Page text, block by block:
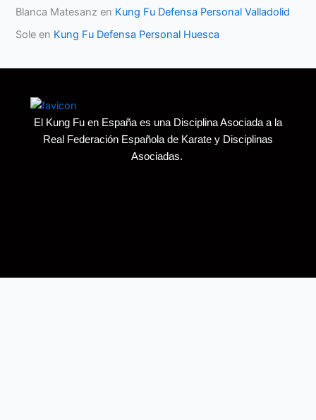
Blanca Matesanz en Kung Fu Defensa Personal Valladolid
Sole en Kung Fu Defensa Personal Huesca
El Kung Fu en España es una Disciplina Asociada a la
Real Federación Española de Karate y Disciplinas
Asociadas.